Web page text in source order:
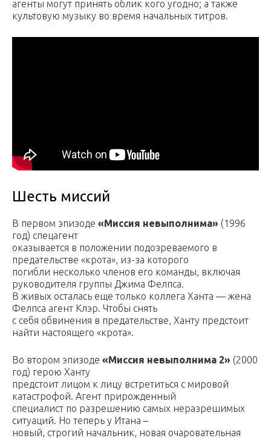
агенты могут принять облик кого угодно; а также
культовую музыку во время начальных титров.
Шесть миссий
В первом эпизоде «Миссия невыполнима» (1996
год) спецагент
оказывается в положении подозреваемого в
предательстве «крота», из-за которого
погибли несколько членов его команды, включая
руководителя группы Джима Фелпса.
В живых осталась еще только коллега Ханта — жена
Фелпса агент Клэр. Чтобы снять
с себя обвинения в предательстве, Ханту предстоит
найти настоящего «крота».
Во втором эпизоде «Миссия невыполнима 2» (2000
год) герою Ханту
предстоит лицом к лицу встретиться с мировой
катастрофой. Агент прирожденный
специалист по разрешению самых неразрешимых
ситуаций. Но теперь у Итана –
новый, строгий начальник, новая очаровательная